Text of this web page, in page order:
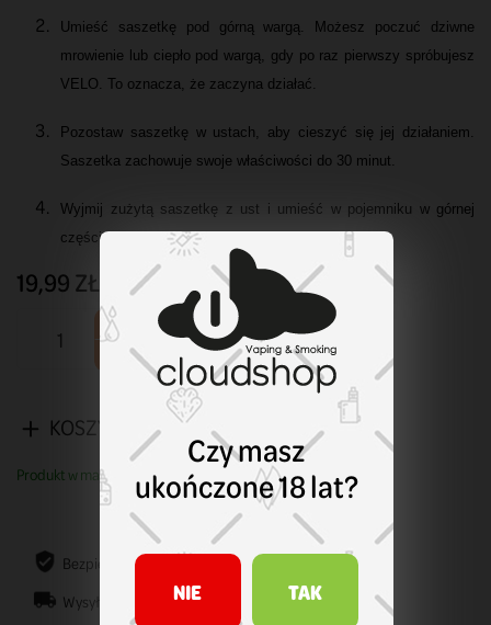
Umieść saszetkę pod górną wargą. Możesz poczuć dziwne
mrowienie lub ciepło pod wargą, gdy po raz pierwszy spróbujesz
VELO. To oznacza, że zaczyna działać.
Pozostaw saszetkę w ustach, aby cieszyć się jej działaniem.
Saszetka zachowuje swoje właściwości do 30 minut.
Wyjmij zużytą saszetkę z ust i umieść w pojemniku w górnej
części opakowania lub wyrzuć do kosza.
19,99 ZŁ
KOSZYK
Produkt w magazynie. Wysyłka w ciągu 1 - 3 dni.
Bezpieczne zakupy
Wysyłamy od 1-3 dni od dnia złożenia zamówienia.
Czy masz
ukończone 18 lat?
NIE TAK